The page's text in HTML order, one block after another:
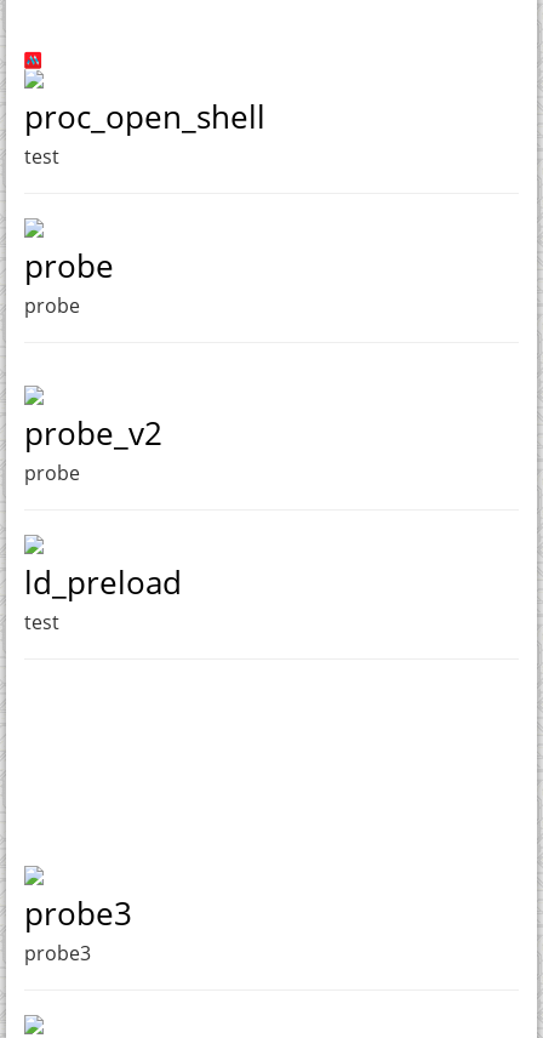
proc_open_shell
test
probe
probe
probe_v2
probe
ld_preload
test
probe3
probe3